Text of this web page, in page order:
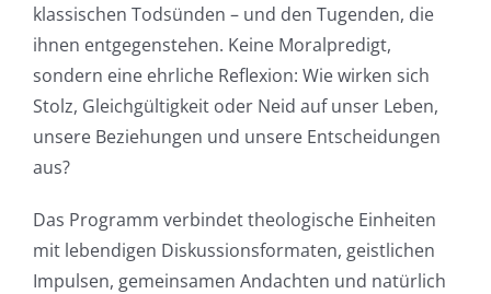
klassischen Todsünden – und den Tugenden, die
ihnen entgegenstehen. Keine Moralpredigt,
sondern eine ehrliche Reflexion: Wie wirken sich
Stolz, Gleichgültigkeit oder Neid auf unser Leben,
unsere Beziehungen und unsere Entscheidungen
aus?
Das Programm verbindet theologische Einheiten
mit lebendigen Diskussionsformaten, geistlichen
Impulsen, gemeinsamen Andachten und natürlich